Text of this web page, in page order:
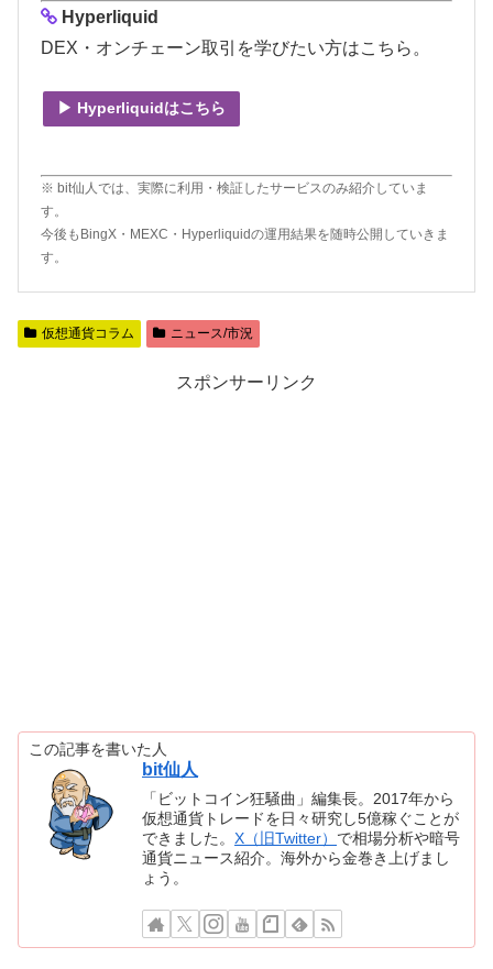
Hyperliquid
DEX・オンチェーン取引を学びたい方はこちら。
▶ Hyperliquidはこちら
※ bit仙人では、実際に利用・検証したサービスのみ紹介していま
す。
今後もBingX・MEXC・Hyperliquidの運用結果を随時公開していきま
す。
仮想通貨コラム ニュース/市況
スポンサーリンク
この記事を書いた人
bit仙人
「ビットコイン狂騒曲」編集長。2017年から
仮想通貨トレードを日々研究し5億稼ぐことが
できました。X（旧Twitter） で相場分析や暗号
通貨ニュース紹介。海外から金巻き上げまし
ょう。